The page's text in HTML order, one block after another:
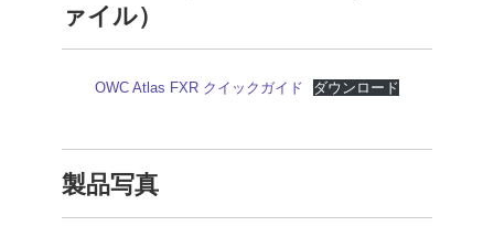
ァイル）
OWC Atlas FXR クイックガイド ダウンロード
製品写真